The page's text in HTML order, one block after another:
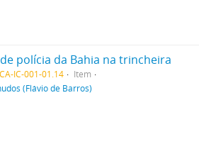
polícia da Bahia na trincheira
IC-001-01.14
Item
(Flávio de Barros)